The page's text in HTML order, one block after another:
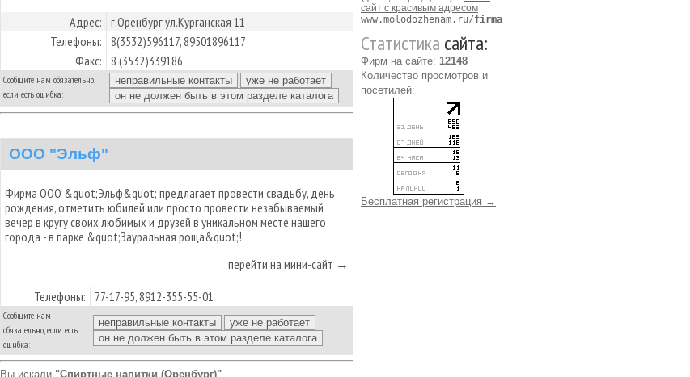
Адрес: г.Оренбург ул.Курганская 11
Телефоны: 8(3532)596117, 89501896117
Факс: 8 (3532)339186
Сообщите нам обязательно,
если есть ошибка:
ООО "Эльф"
Фирма ООО &quot;Эльф&quot; предлагает провести свадьбу, день
рождения, отметить юбилей или просто провести незабываемый
вечер в кругу своих любимых и друзей в уникальном месте нашего
города - в парке &quot;Зауральная роща&quot;!
перейти на мини-сайт →
Телефоны:
77-17-95, 8912-355-55-01
Сообщите нам
обязательно, если есть
ошибка:
Вы искали "Спиртные напитки (Оренбург)"
сайт с красивым адресом
www.molodozhenam.ru/firma
Статистика сайта:
Фирм на сайте: 12148
Количество просмотров и
посетилей:
Бесплатная регистрация →